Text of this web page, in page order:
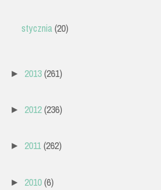
stycznia(20)
► 2013(261)
► 2012(236)
► 2011(262)
► 2010(6)